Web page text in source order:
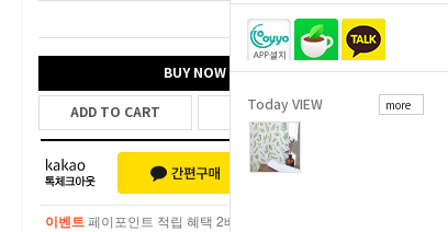
Today VIEW more
총 상품 금액 7,200 원
BUY NOW
ADD TO CART WISH LIST
이벤트 페이포인트 적립 혜택 2배 UP!